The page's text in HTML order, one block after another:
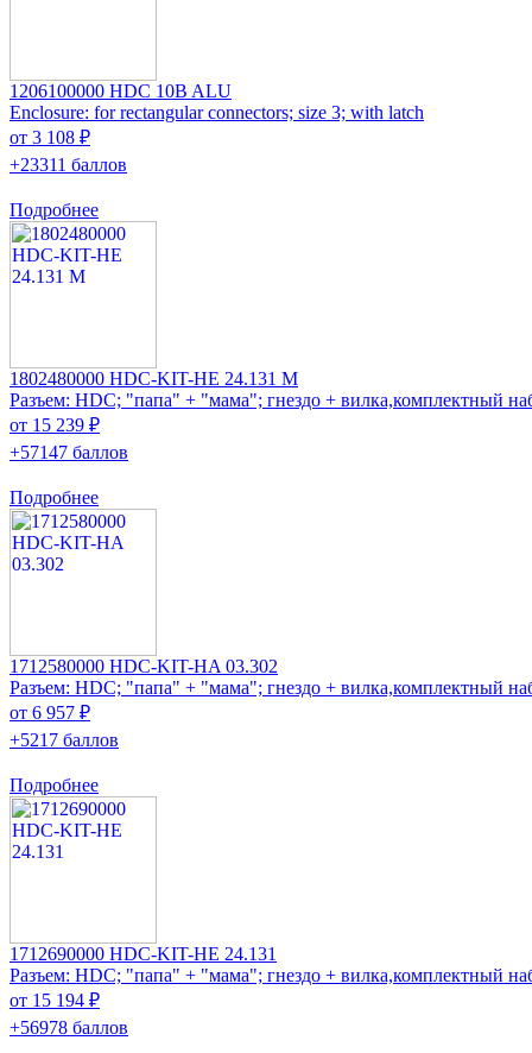
1206100000 HDC 10B ALU
Enclosure: for rectangular connectors; size 3; with latch
от 3 108 ₽
+23311 баллов
Подробнее
1802480000 HDC-KIT-HE 24.131 M
Разъем: HDC; "папа" + "мама"; гнездо + вилка,комплектный
от 15 239 ₽
+57147 баллов
Подробнее
1712580000 HDC-KIT-HA 03.302
Разъем: HDC; "папа" + "мама"; гнездо + вилка,комплектный
от 6 957 ₽
+5217 баллов
Подробнее
1712690000 HDC-KIT-HE 24.131
Разъем: HDC; "папа" + "мама"; гнездо + вилка,комплектный
от 15 194 ₽
+56978 баллов